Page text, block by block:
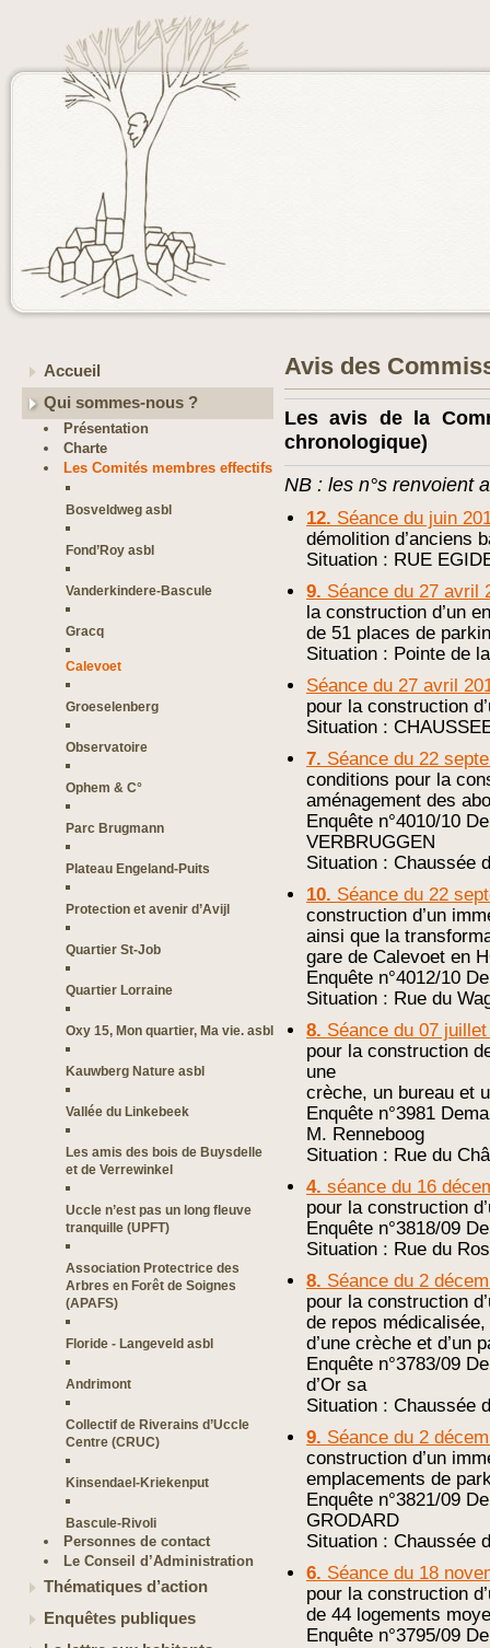
Accueil
Qui sommes-nous ?
Présentation
Charte
Les Comités membres effectifs
Bosveldweg asbl
Fond’Roy asbl
Vanderkindere-Bascule
Gracq
Calevoet
Groeselenberg
Observatoire
Ophem & C°
Parc Brugmann
Plateau Engeland-Puits
Protection et avenir d’Avijl
Quartier St-Job
Quartier Lorraine
Oxy 15, Mon quartier, Ma vie. asbl
Kauwberg Nature asbl
Vallée du Linkebeek
Les amis des bois de Buysdelle
et de Verrewinkel
Uccle n’est pas un long fleuve
tranquille (UPFT)
Association Protectrice des
Arbres en Forêt de Soignes
(APAFS)
Floride - Langeveld asbl
Andrimont
Collectif de Riverains d’Uccle
Centre (CRUC)
Kinsendael-Kriekenput
Bascule-Rivoli
Personnes de contact
Le Conseil d’Administration
Thématiques d’action
Enquêtes publiques
Avis des
Les avis de la
chronologique)
NB : les n°s renvoient
12. Séance du juin
démolition d’anciens
Situation : RUE
9. Séance du 27 avril
la construction d’un
de 51 places de
Situation : Pointe de
Séance du 27 avril
pour la construction
Situation :
7. Séance du 22
conditions pour la
aménagement des
Enquête n°4010/10
VERBRUGGEN
Situation : Chaussée
10. Séance du 22
construction d’un
ainsi que la
gare de Calevoet en
Enquête n°4012/10
Situation : Rue du
8. Séance du 07
pour la construction
une
crèche, un bureau et
Enquête n°3981
M. Renneboog
Situation : Rue du
4. séance du 16
pour la construction
Enquête n°3818/09
Situation : Rue du
8. Séance du 2
pour la construction
de repos
d’une crèche et d’un
Enquête n°3783/09
d’Or sa
Situation : Chaussée
9. Séance du 2
construction d’un
emplacements de
Enquête n°3821/09
GRODARD
Situation : Chaussée
6. Séance du 18
pour la construction
de 44 logements
Enquête n°3795/09